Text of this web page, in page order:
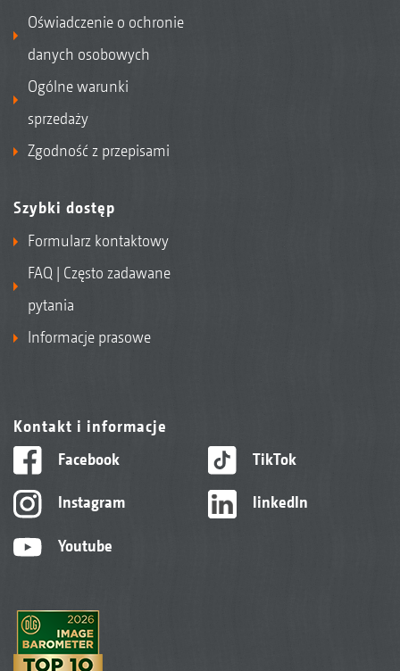
Oświadczenie o ochronie
danych osobowych
Ogólne warunki
sprzedaży
Zgodność z przepisami
Szybki dostęp
Formularz kontaktowy
FAQ | Często zadawane
pytania
Informacje prasowe
Kontakt i informacje
Facebook
Instagram
Youtube
TikTok
linkedIn